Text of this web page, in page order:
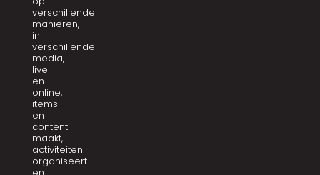
verschillende
manieren,
in
verschillende
media,
live
en
online,
items
en
content
maakt,
activiteiten
organiseert